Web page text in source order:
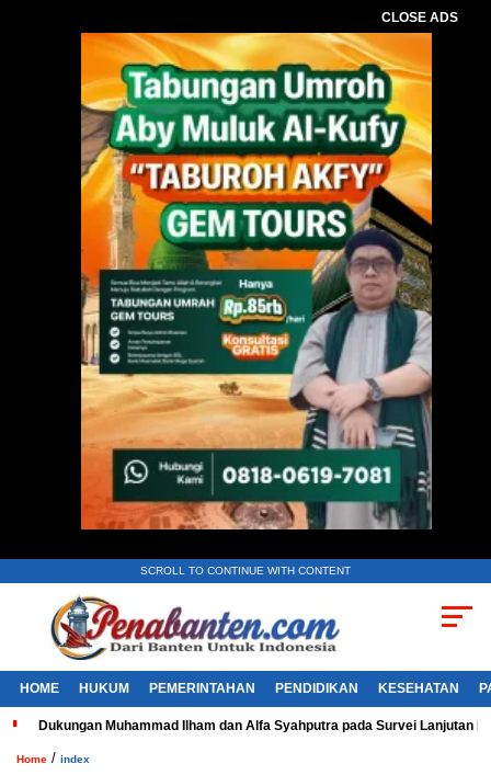
CLOSE ADS
SCROLL TO CONTINUE WITH CONTENT
HOME HUKUM PEMERINTAHAN PENDIDIKAN KESEHATAN
Dukungan Muhammad Ilham dan Alfa Syahputra pada Survei Lanjutan
Home / index